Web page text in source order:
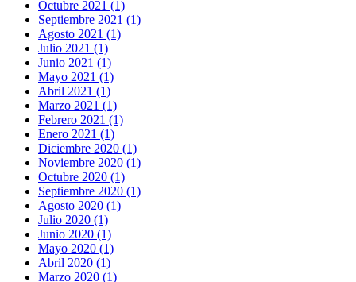
Octubre 2021 (1)
Septiembre 2021 (1)
Agosto 2021 (1)
Julio 2021 (1)
Junio 2021 (1)
Mayo 2021 (1)
Abril 2021 (1)
Marzo 2021 (1)
Febrero 2021 (1)
Enero 2021 (1)
Diciembre 2020 (1)
Noviembre 2020 (1)
Octubre 2020 (1)
Septiembre 2020 (1)
Agosto 2020 (1)
Julio 2020 (1)
Junio 2020 (1)
Mayo 2020 (1)
Abril 2020 (1)
Marzo 2020 (1)